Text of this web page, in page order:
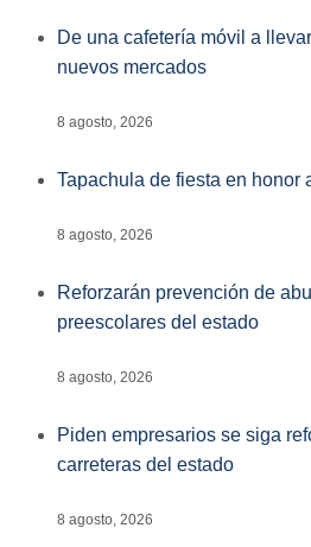
De una cafetería móvil a
nuevos mercados
8 agosto, 2026
Tapachula de fiesta en honor
8 agosto, 2026
Reforzarán prevención de
preescolares del estado
8 agosto, 2026
Piden empresarios se siga
carreteras del estado
8 agosto, 2026